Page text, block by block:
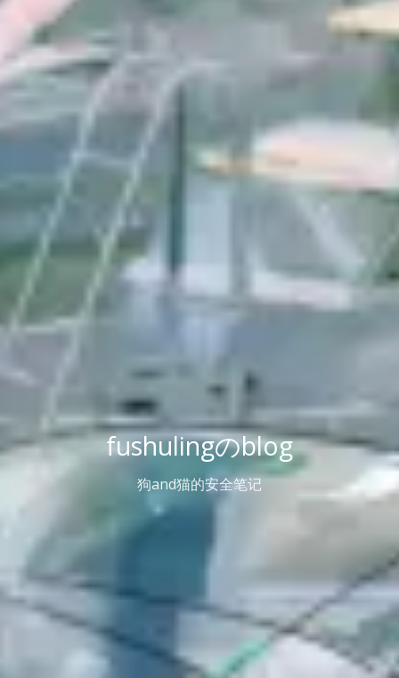
fushulingのblog
狗and猫的安全笔记